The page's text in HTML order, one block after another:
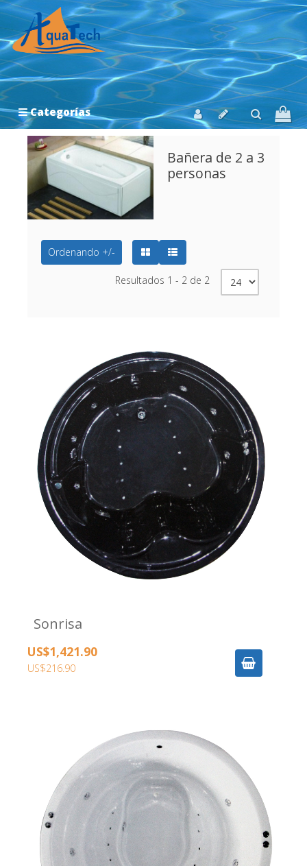
Categorías
Bañera de 2 a 3
personas
Ordenando +/-
Resultados 1 - 2 de 2
Sonrisa
US$1,421.90
US$216.90